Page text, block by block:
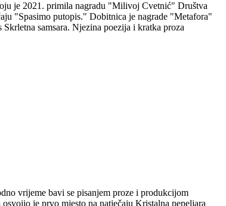
je 2021. primila nagradu "Milivoj Cvetnić" Društva
"Spasimo putopis." Dobitnica je nagrade "Metafora"
samsara. Njezina poezija i kratka proza
vrijeme bavi se pisanjem proze i produkcijom
je prvo mjesto na natječaju Kristalna pepeljara